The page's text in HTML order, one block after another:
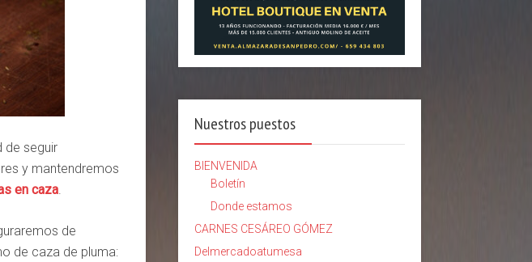
de seguir
y mantendremos
en caza.
de
de caza de pluma:
Nuestros puestos
BIENVENIDA
Boletín
Donde estamos
CARNES CESÁREO GÓMEZ
Delmercadoatumesa